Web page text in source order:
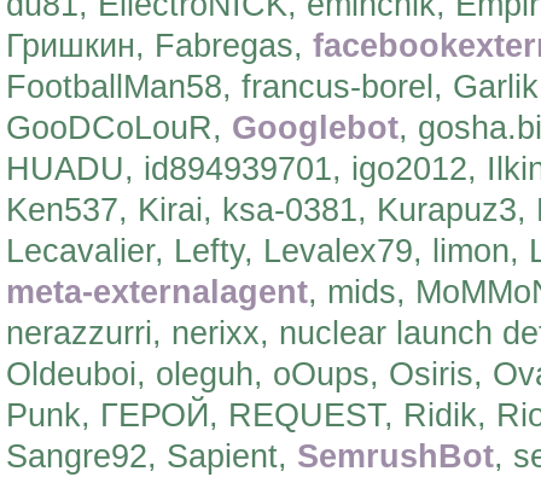
Гришкин, Fabregas,
FootballMan58, francus-borel,
GooDCoLouR, Googlebot,
HUADU, id894939701, igo2012,
Ken537, Kirai, ksa-0381,
Lecavalier, Lefty, Levalex79, limon,
meta-externalagent, mids,
nerazzurri, nerixx, nuclear launch
Oldeuboi, oleguh, oOups, Osiris,
Punk, ГЕРОЙ, REQUEST, Ridik,
Sangre92, Sapient, SemrushBot,